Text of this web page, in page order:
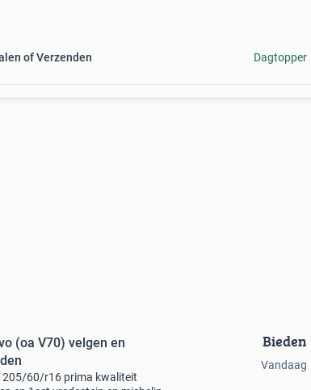
of Verzenden Dagtopper
(oa V70) velgen en
205/60/r16 prima kwaliteit
Bieden
Vandaag